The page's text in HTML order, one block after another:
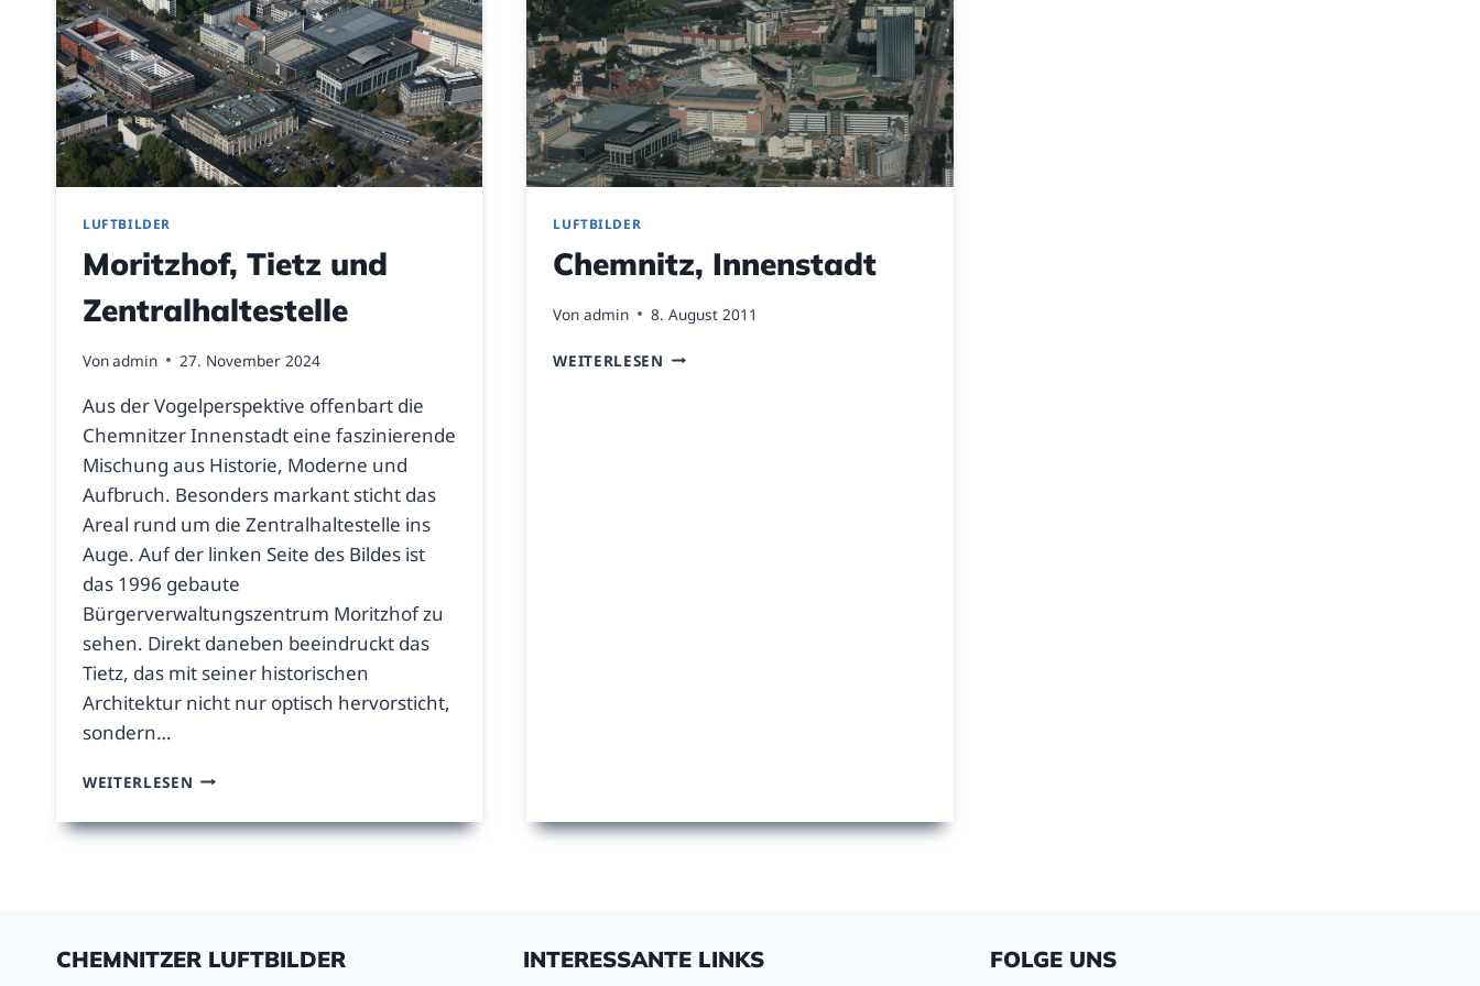
LUFTBILDER
Moritzhof, Tietz und
Zentralhaltestelle
Vonadmin 27. November 2024
Aus der Vogelperspektive offenbart die
Chemnitzer Innenstadt eine faszinierende
Mischung aus Historie, Moderne und
Aufbruch. Besonders markant sticht das
Areal rund um die Zentralhaltestelle ins
Auge. Auf der linken Seite des Bildes ist
das 1996 gebaute
Bürgerverwaltungszentrum Moritzhof zu
sehen. Direkt daneben beeindruckt das
Tietz, das mit seiner historischen
Architektur nicht nur optisch hervorsticht,
sondern…
WEITERLESEN MORITZHOF,
UND
LUFTBILDER
Chemnitz, Innenstadt
Von admin 8. August 2011
WEITERLESEN CHEMNITZ,
CHEMNITZER LUFTBILDER INTERESSANTE LINKS FOLGE UNS